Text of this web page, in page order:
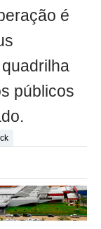
é
públicos